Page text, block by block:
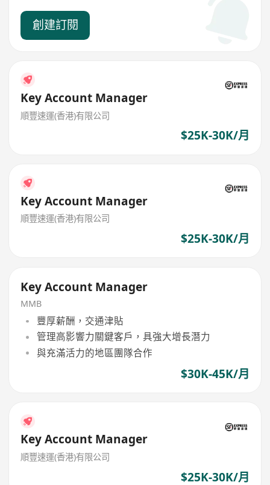
創建訂閱
Key Account Manager
順豐速運(香港)有限公司
$25K-30K/月
Key Account Manager
順豐速運(香港)有限公司
$25K-30K/月
Key Account Manager
MMB
豐厚薪酬，交通津貼
管理高影響力關鍵客戶，具強大增長潛力
與充滿活力的地區團隊合作
$30K-45K/月
Key Account Manager
順豐速運(香港)有限公司
$25K-30K/月